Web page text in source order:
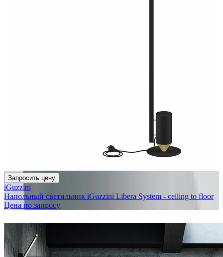
Запросить цену
iGuzzini
Напольный светильник iGuzzini Libera System - ceiling to floor
Цена по запросу